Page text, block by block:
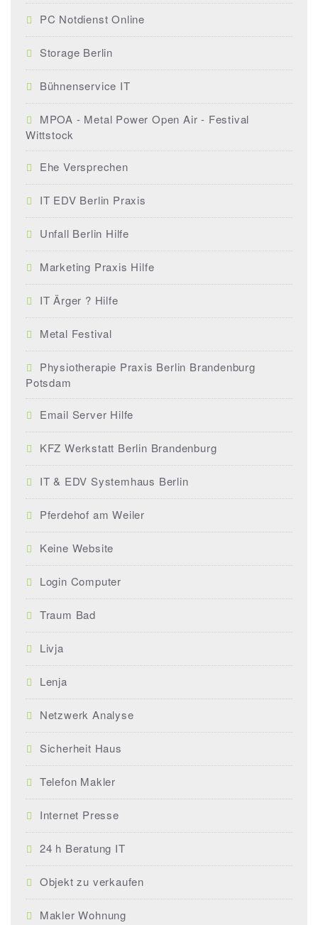
PC Notdienst Online
Storage Berlin
Bühnenservice IT
MPOA - Metal Power Open Air - Festival
Wittstock
Ehe Versprechen
IT EDV Berlin Praxis
Unfall Berlin Hilfe
Marketing Praxis Hilfe
IT Ärger ? Hilfe
Metal Festival
Physiotherapie Praxis Berlin Brandenburg
Potsdam
Email Server Hilfe
KFZ Werkstatt Berlin Brandenburg
IT & EDV Systemhaus Berlin
Pferdehof am Weiler
Keine Website
Login Computer
Traum Bad
Livja
Lenja
Netzwerk Analyse
Sicherheit Haus
Telefon Makler
Internet Presse
24 h Beratung IT
Objekt zu verkaufen
Makler Wohnung